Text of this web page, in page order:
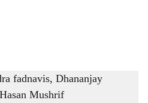
Mahadik, satej patil And Hasan Mushrif